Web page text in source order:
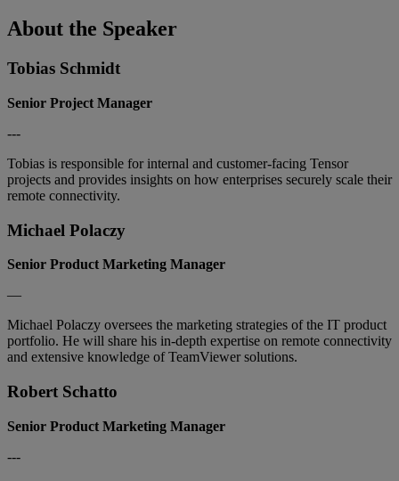
About the Speaker
Tobias Schmidt
Senior Project Manager
---
Tobias is responsible for internal and customer-facing Tensor
projects and provides insights on how enterprises securely scale their
remote connectivity.
Michael Polaczy
Senior Product Marketing Manager
—
Michael Polaczy oversees the marketing strategies of the IT product
portfolio. He will share his in-depth expertise on remote connectivity
and extensive knowledge of TeamViewer solutions.
Robert Schatto
Senior Product Marketing Manager
---